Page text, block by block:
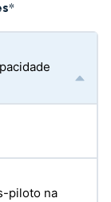
*
piloto na